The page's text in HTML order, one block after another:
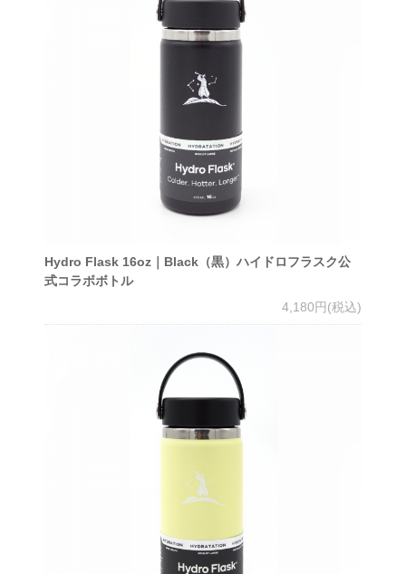
Hydro Flask 16oz｜Black（黒）ハイドロフラスク公
式コラボボトル
4,180円(税込)